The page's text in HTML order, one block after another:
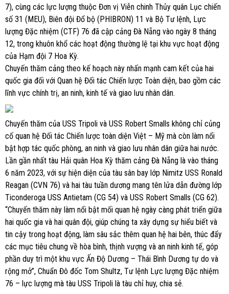
7), cùng các lực lượng thuộc Đơn vị Viễn chinh Thủy quân Lục chiến
số 31 (MEU), Biên đội Đổ bộ (PHIBRON) 11 và Bộ Tư lệnh, Lực
lượng Đặc nhiệm (CTF) 76 đã cập cảng Đà Nẵng vào ngày 8 tháng
12, trong khuôn khổ các hoạt động thường lệ tại khu vực hoạt động
của Hạm đội 7 Hoa Kỳ.
Chuyến thăm cảng theo kế hoạch này nhấn mạnh cam kết của hai
quốc gia đối với Quan hệ Đối tác Chiến lược Toàn diện, bao gồm các
lĩnh vực chính trị, an ninh, kinh tế và giao lưu nhân dân.
Chuyến thăm của USS Tripoli và USS Robert Smalls không chỉ củng
cố quan hệ Đối tác Chiến lược toàn diện Việt – Mỹ mà còn làm nổi
bật hợp tác quốc phòng, an ninh và giao lưu nhân dân giữa hai nước.
Lần gần nhất tàu Hải quân Hoa Kỳ thăm cảng Đà Nẵng là vào tháng
6 năm 2023, với sự hiện diện của tàu sân bay lớp Nimitz USS Ronald
Reagan (CVN 76) và hai tàu tuần dương mang tên lửa dẫn đường lớp
Ticonderoga USS Antietam (CG 54) và USS Robert Smalls (CG 62).
“Chuyến thăm này làm nổi bật mối quan hệ ngày càng phát triển giữa
hai quốc gia và hai quân đội, giúp chúng ta xây dựng sự hiểu biết và
tin cậy trong hoạt động, làm sâu sắc thêm quan hệ hai bên, thúc đẩy
các mục tiêu chung về hòa bình, thịnh vượng và an ninh kinh tế, góp
phần duy trì một khu vực Ấn Độ Dương – Thái Bình Dương tự do và
rộng mở”, Chuẩn Đô đốc Tom Shultz, Tư lệnh Lực lượng Đặc nhiệm
76 – lực lượng mà tàu USS Tripoli là tàu chỉ huy, chia sẻ.